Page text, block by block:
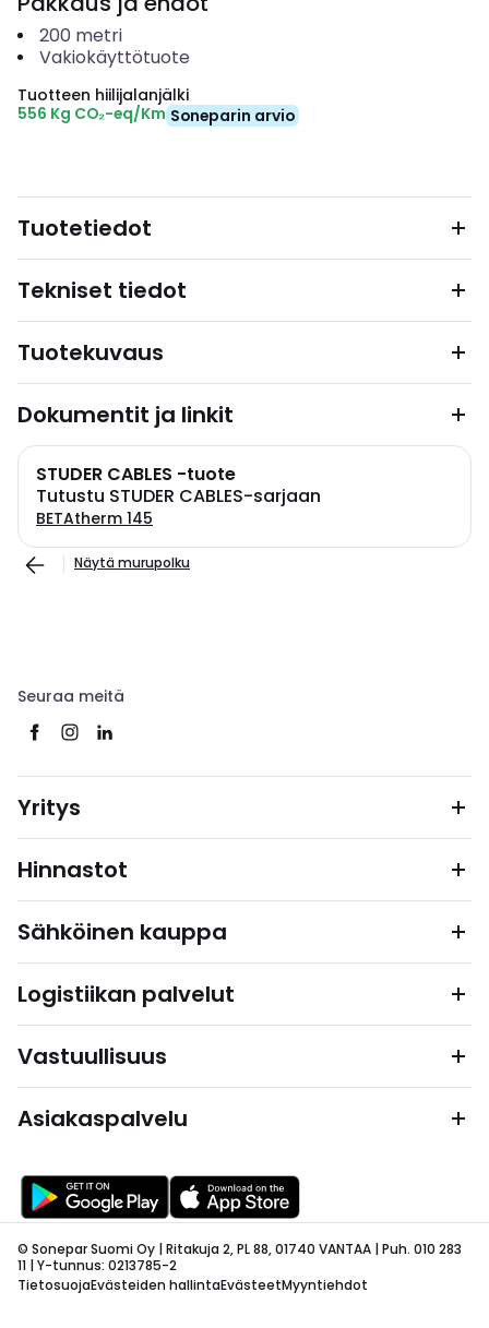
200 metri
Vakiokäyttötuote
Tuotteen hiilijalanjälki
556 Kg CO₂-eq/Km Soneparin arvio
Tuotetiedot
Tekniset tiedot
Tuotekuvaus
Dokumentit ja linkit
STUDER CABLES -tuote
Tutustu STUDER CABLES-sarjaan
BETAtherm 145
Näytä murupolku
Seuraa meitä
Yritys
Hinnastot
Sähköinen kauppa
Logistiikan palvelut
Vastuullisuus
Asiakaspalvelu
© Sonepar Suomi Oy | Ritakuja 2, PL 88, 01740 VANTAA | Puh. 010 283
11 | Y-tunnus: 0213785-2
TietosuojaEvästeiden hallintaEvästeetMyyntiehdot